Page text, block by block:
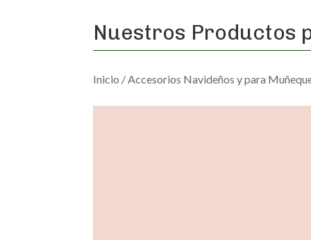
Nuestros Productos
Inicio /Accesorios Navideños y para